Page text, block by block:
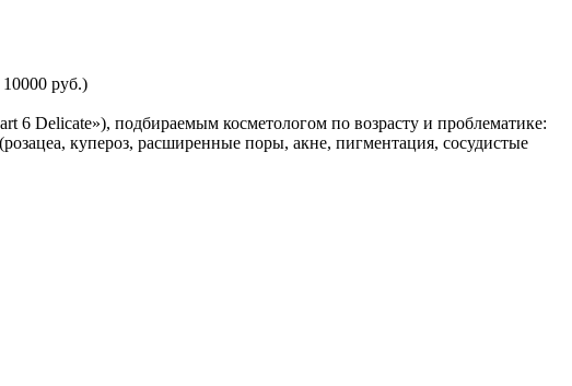
руб.)
6 Delicate»), подбираемым косметологом по возрасту и проблематике:
купероз, расширенные поры, акне, пигментация, сосудистые